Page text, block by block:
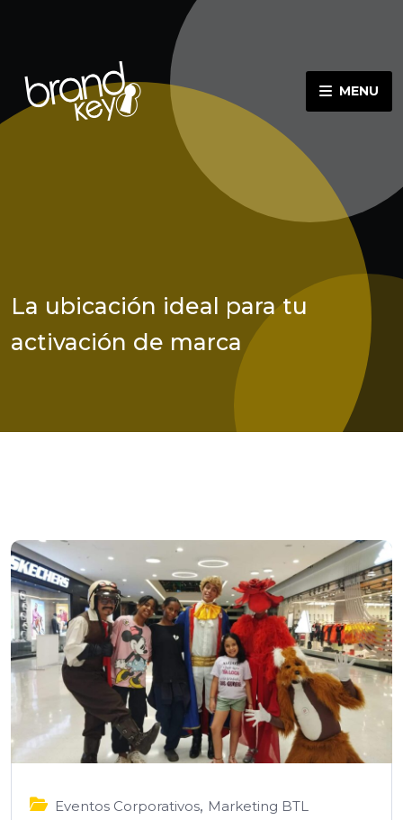
MENU
La ubicación ideal para tu
activación de marca
Eventos Corporativos, Marketing BTL